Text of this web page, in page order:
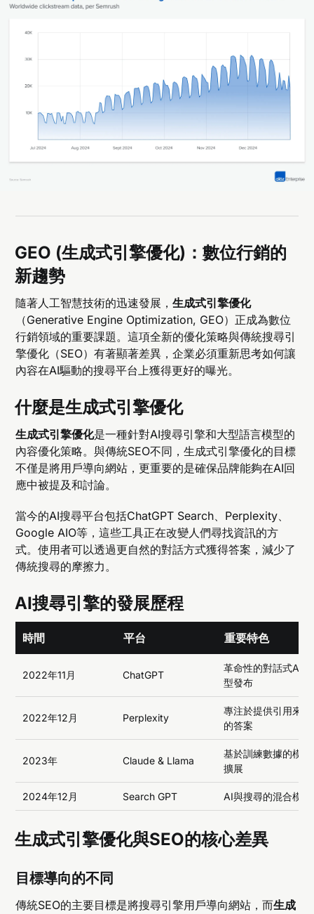
GEO (生成式引擎優化)：數位行銷的
新趨勢
隨著人工智慧技術的迅速發展，生成式引擎優化
（Generative Engine Optimization, GEO）正成為數位
行銷領域的重要課題。這項全新的優化策略與傳統搜尋引
擎優化（SEO）有著顯著差異，企業必須重新思考如何讓
內容在AI驅動的搜尋平台上獲得更好的曝光。
什麼是生成式引擎優化
生成式引擎優化是一種針對AI搜尋引擎和大型語言模型的
內容優化策略。與傳統SEO不同，生成式引擎優化的目標
不僅是將用戶導向網站，更重要的是確保品牌能夠在AI回
應中被提及和討論。
當今的AI搜尋平台包括ChatGPT Search、Perplexity、
Google AIO等，這些工具正在改變人們尋找資訊的方
式。使用者可以透過更自然的對話方式獲得答案，減少了
傳統搜尋的摩擦力。
AI搜尋引擎的發展歷程
時間 平台 重要特色
2022年11月 ChatGPT
革命性的對話式AI模
型發布
2022年12月 Perplexity
專注於提供引用來源
的答案
2023年 Claude & Llama
基於訓練數據的模型
擴展
2024年12月 Search GPT AI與搜尋的混合模式
生成式引擎優化與SEO的核心差異
目標導向的不同
傳統SEO的主要目標是將搜尋引擎用戶導向網站，而生成